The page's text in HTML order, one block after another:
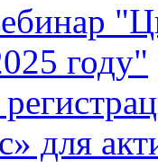
году"
для